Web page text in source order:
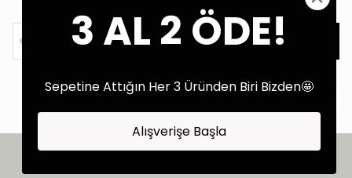
©2025 Tüm Hakları Saklıdır - Tekstil Performans Pazarlama Ajansı:
Kokopatik
3 AL 2 ÖDE!
Sepetine Attığın Her 3 Üründen Biri Bizden🤩
Alışverişe Başla